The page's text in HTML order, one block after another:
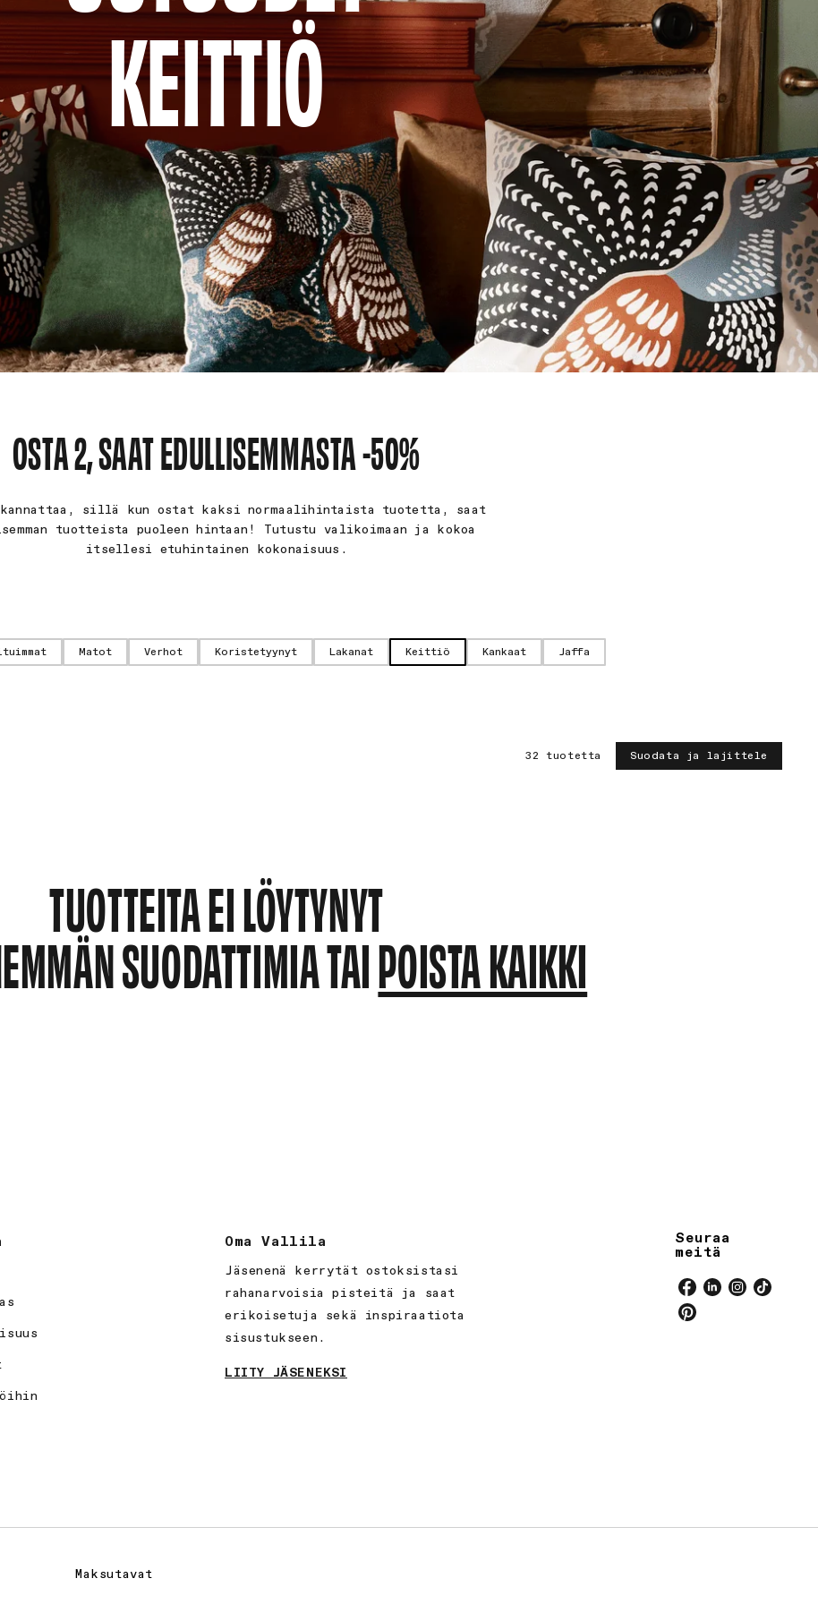
KEITTIÖ
OSTA 2, SAAT EDULLISEMMASTA -50%
sillä kun ostat kaksi normaalihintaista tuotetta, saat
tuotteista puoleen hintaan! Tutustu valikoimaan ja kokoa
itsellesi etuhintainen kokonaisuus.
Matot Verhot Koristetyynyt Lakanat Keittiö Kankaat Jaffa
32 tuotetta Suodata ja lajittele
TUOTTEITA EI LÖYTYNYT
SUODATTIMIA TAIPOISTA KAIKKI
Oma Vallila
Jäsenenä kerrytät ostoksistasi
rahanarvoisia pisteitä ja saat
erikoisetuja sekä inspiraatiota
sisustukseen.
LIITY JÄSENEKSI
Seuraa
meitä
Facebook
Linkedin
Instagram
TikTok
Pinterest
Maksutavat